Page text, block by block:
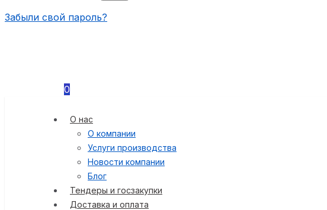
Забыли свой пароль?
0
О нас
О компании
Услуги производства
Новости компании
Блог
Тендеры и госзакупки
Доставка и оплата